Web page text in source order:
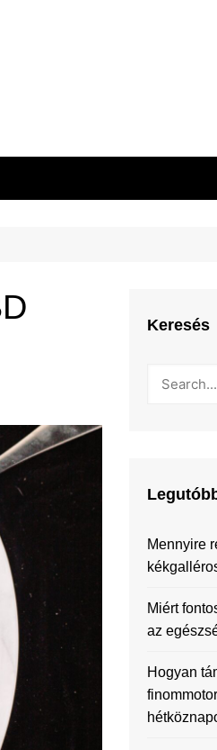
Keresés
Mennyire
Miért
az
Hogyan